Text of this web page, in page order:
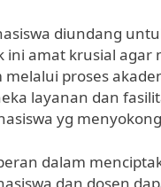
diundang
ini amat krusial
proses
layanan dan
yg
dalam